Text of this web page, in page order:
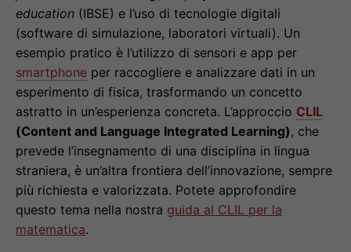
education (IBSE) e l’uso di tecnologie digitali
(software di simulazione, laboratori virtuali). Un
esempio pratico è l’utilizzo di sensori e app per
smartphone per raccogliere e analizzare dati in un
esperimento di fisica, trasformando un concetto
astratto in un’esperienza concreta. L’approccio CLIL
(Content and Language Integrated Learning), che
prevede l’insegnamento di una disciplina in lingua
straniera, è un’altra frontiera dell’innovazione, sempre
più richiesta e valorizzata. Potete approfondire
questo tema nella nostra guida al CLIL per la
matematica.